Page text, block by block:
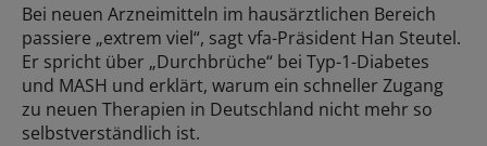
Bei neuen Arzneimitteln im hausärztlichen Bereich
passiere „extrem viel“, sagt vfa-Präsident Han Steutel.
Er spricht über „Durchbrüche“ bei Typ-1-Diabetes
und MASH und erklärt, warum ein schneller Zugang
zu neuen Therapien in Deutschland nicht mehr so
selbstverständlich ist.